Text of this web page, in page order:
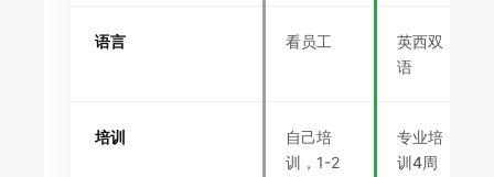
语言 看员工
英西双
语
培训
自己培
训，1-2
专业培
训4周